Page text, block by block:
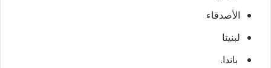
الأصدقاء
لبنيتا
باندا.